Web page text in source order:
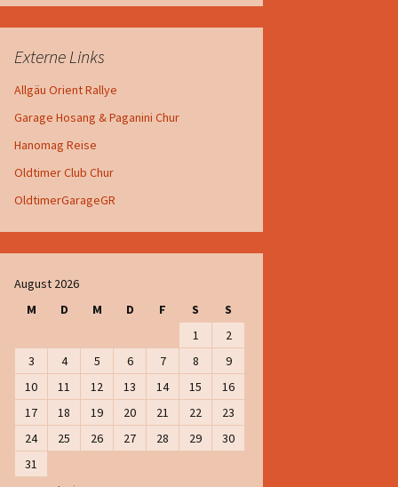
Externe Links
Allgäu Orient Rallye
Garage Hosang & Paganini Chur
Hanomag Reise
Oldtimer Club Chur
OldtimerGarageGR
August 2026
M
D M D F S
S
1
2
3
4 5 6 7 8
9
10
11 12 13 14 15
16
17
18 19 20 21 22
23
24
25 26 27 28 29
30
31